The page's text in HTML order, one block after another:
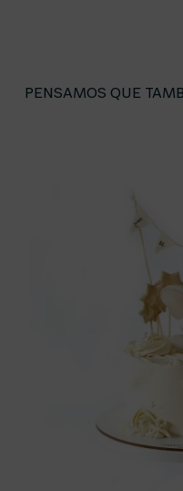
PENSAMOS QUE